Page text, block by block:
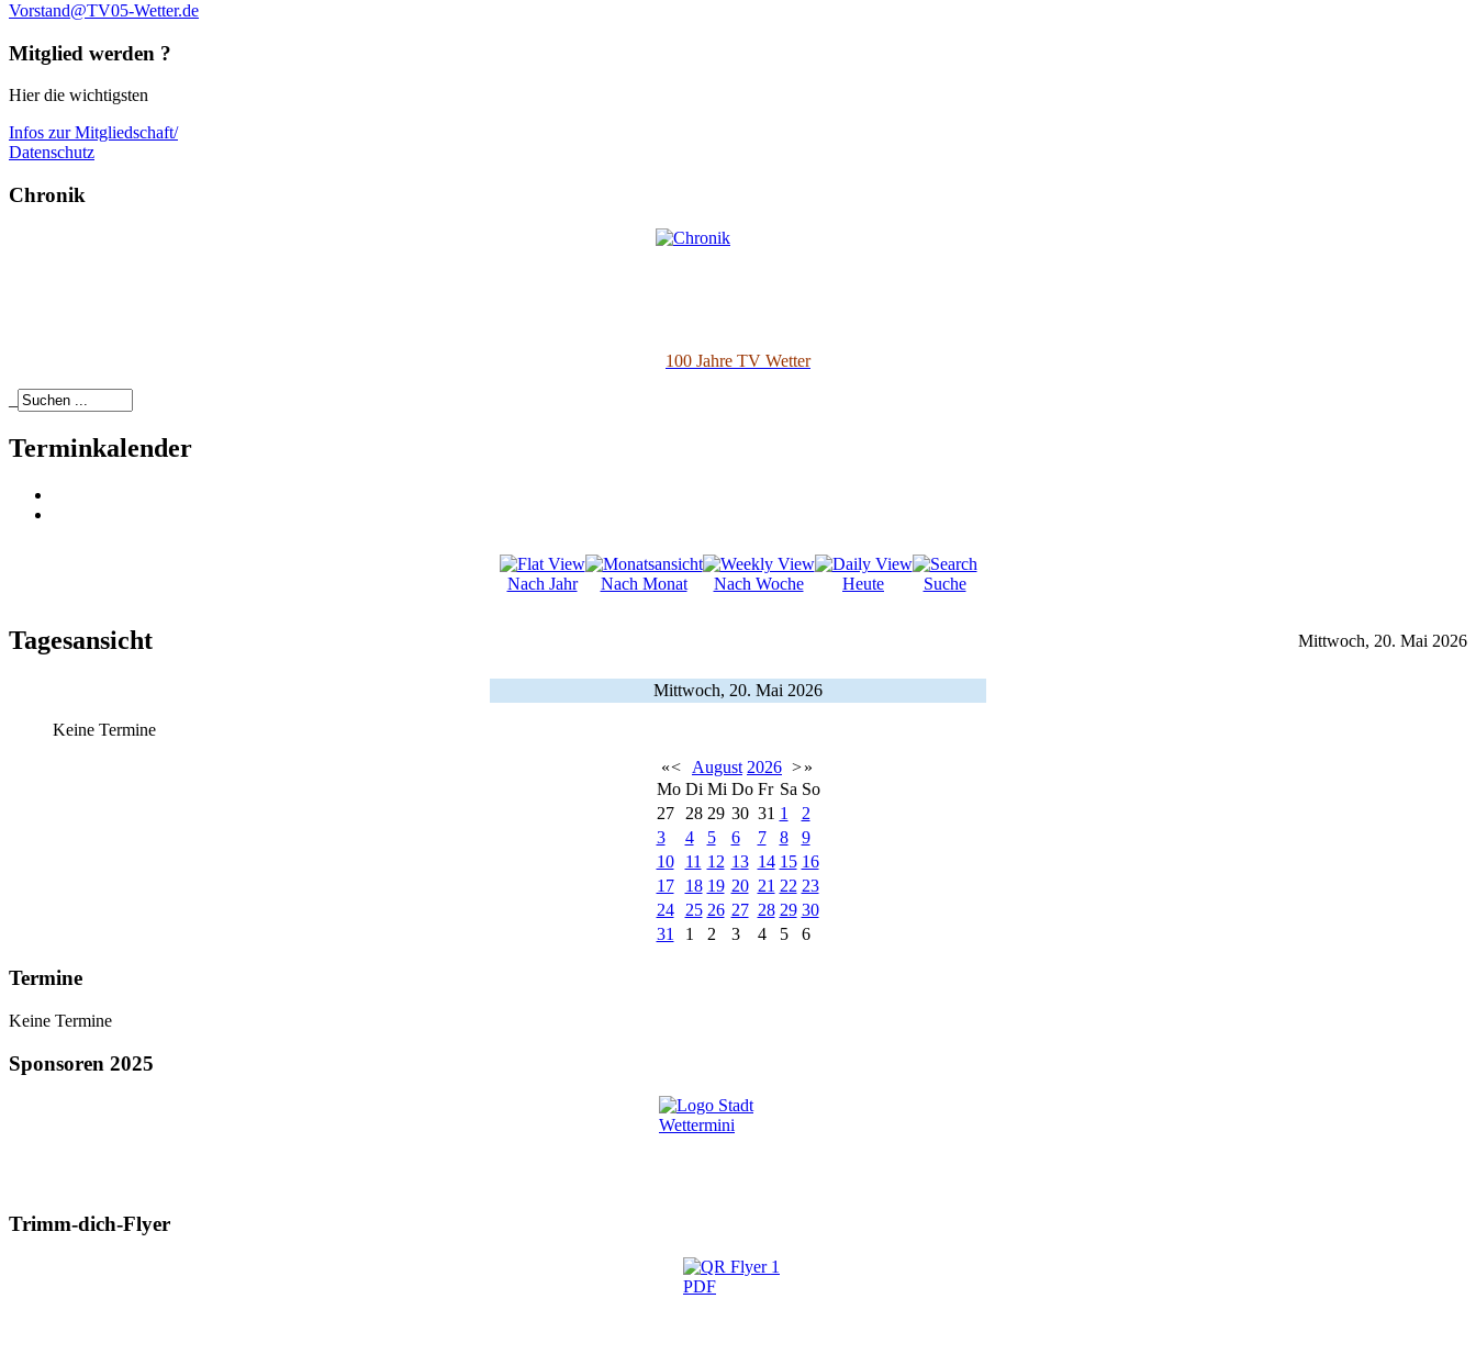
Vorstand@TV05-Wetter.de
Mitglied werden ?
Hier die wichtigsten
Infos zur Mitgliedschaft/
Datenschutz
Chronik
100 Jahre TV Wetter
Terminkalender
Nach Jahr Nach Monat Nach Woche Heute Suche
Tagesansicht Mittwoch, 20. Mai 2026
Mittwoch, 20. Mai 2026
Keine Termine
«< August 2026 >»
Mo Di Mi Do Fr Sa So
27
28 29 30 31 1
2
3
4 5 6 7 8
9
10
11 12 13 14 15 16
17
18 19 20 21 22 23
24
25 26 27 28 29 30
31
1 2 3 4 5 6
Termine
Keine Termine
Sponsoren 2025
Trimm-dich-Flyer